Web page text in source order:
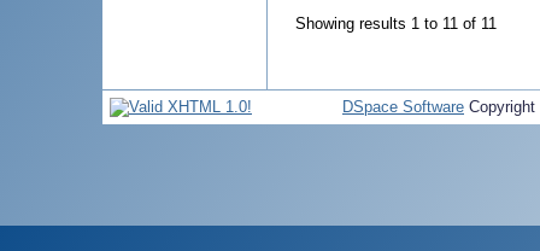
Showing results 1 to 11 of 11
DSpace Software